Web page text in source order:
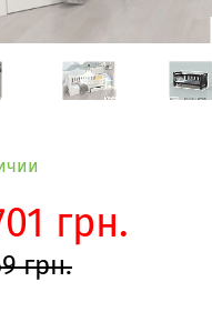
грн.
грн.